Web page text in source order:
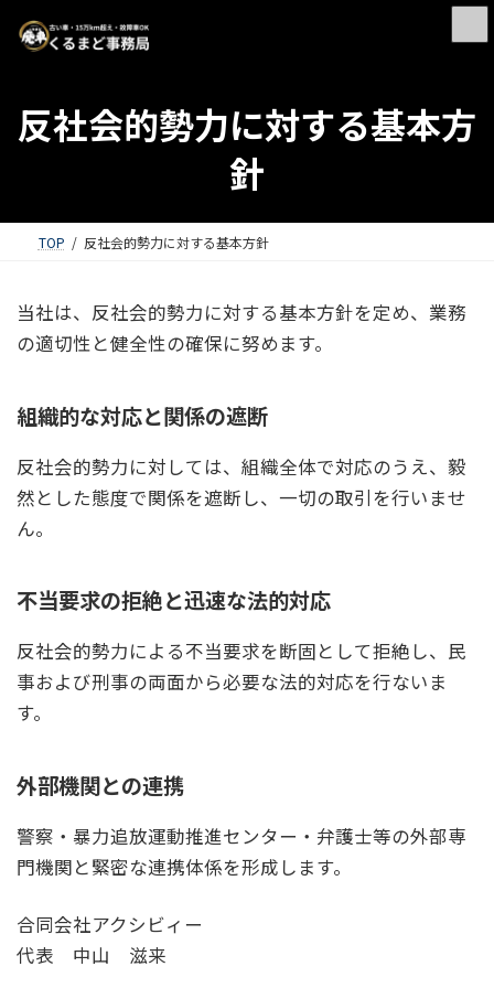
反社会的勢力に対する基本方
針
TOP 反社会的勢力に対する基本方針
当社は、反社会的勢力に対する基本方針を定め、業務
の適切性と健全性の確保に努めます。
組織的な対応と関係の遮断
反社会的勢力に対しては、組織全体で対応のうえ、毅
然とした態度で関係を遮断し、一切の取引を行いませ
ん。
不当要求の拒絶と迅速な法的対応
反社会的勢力による不当要求を断固として拒絶し、民
事および刑事の両面から必要な法的対応を行ないま
す。
外部機関との連携
警察・暴力追放運動推進センター・弁護士等の外部専
門機関と緊密な連携体係を形成します。
合同会社アクシビィー
代表 中山 滋来